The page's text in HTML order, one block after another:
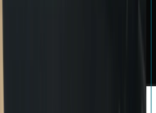
mit Moises noch